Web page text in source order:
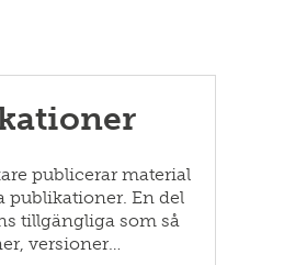
publicerar material
publikationer. En del
tillgängliga som så
versioner…